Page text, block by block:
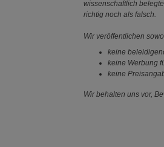
wissenschaftlich
richtig noch als falsch.
Wir veröffentlichen
keine
keine Werbung
keine
Wir behalten uns vor,